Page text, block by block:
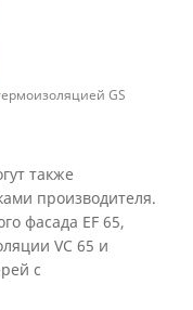
GS
также
производителя.
фасада EF 65,
VC 65 и
с